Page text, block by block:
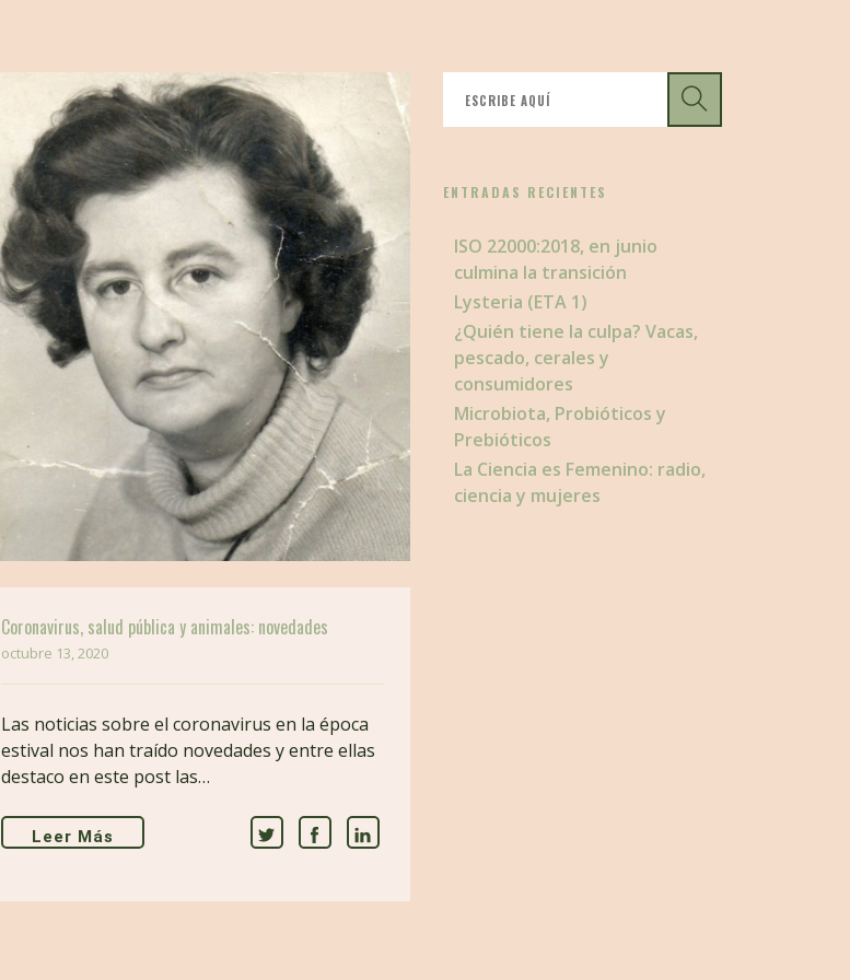
Coronavirus, salud pública y animales: novedades
octubre 13, 2020
Las noticias sobre el coronavirus en la época
estival nos han traído novedades y entre ellas
destaco en este post las…
Leer Más
ENTRADAS RECIENTES
ISO 22000:2018, en junio
culmina la transición
Lysteria (ETA 1)
¿Quién tiene la culpa? Vacas,
pescado, cerales y
consumidores
Microbiota, Probióticos y
Prebióticos
La Ciencia es Femenino: radio,
ciencia y mujeres